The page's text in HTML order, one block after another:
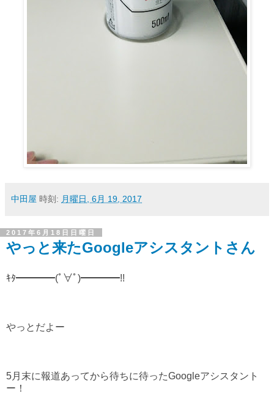
中田屋 時刻: 月曜日, 6月 19, 2017
2017年6月18日日曜日
やっと来たGoogleアシスタントさん
ｷﾀ━━━━(ﾟ∀ﾟ)━━━━!!
やっとだよー
5月末に報道あってから待ちに待ったGoogleアシスタント
ー！